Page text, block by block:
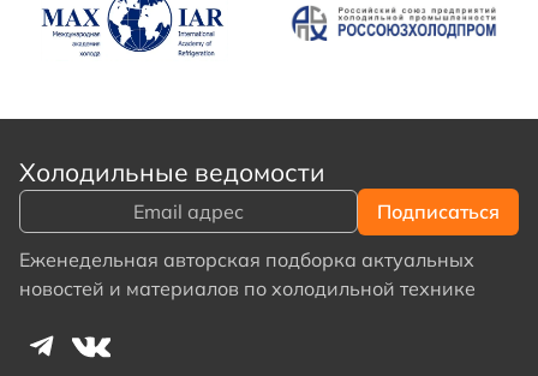
Холодильные ведомости
Еженедельная авторская подборка актуальных
новостей и материалов по холодильной технике